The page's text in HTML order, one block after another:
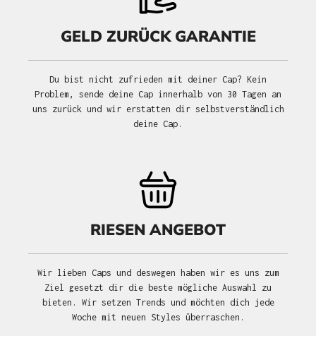
GELD ZURÜCK GARANTIE
Du bist nicht zufrieden mit deiner Cap? Kein
Problem, sende deine Cap innerhalb von 30 Tagen an
uns zurück und wir erstatten dir selbstverständlich
deine Cap.
RIESEN ANGEBOT
Wir lieben Caps und deswegen haben wir es uns zum
Ziel gesetzt dir die beste mögliche Auswahl zu
bieten. Wir setzen Trends und möchten dich jede
Woche mit neuen Styles überraschen.